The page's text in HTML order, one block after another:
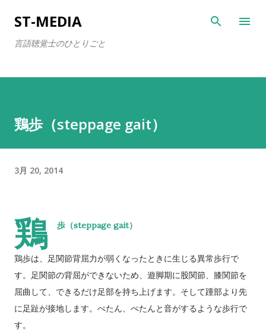
スキップしてメイン コンテンツに移動
ST-MEDIA
言語聴覚士のひとりごと
鶏歩（steppage gait）
3月 20, 2014
鶏 歩（steppage gait）
鶏歩は、足関節背屈力が弱くなったときに生じる異常歩行で
す。足関節の背屈ができないため、遊脚期に股関節、膝関節を
屈曲して、できるだけ足部を持ち上げます。そして踵部より先
に足趾が接地します。ぺたん、ぺたんと音がするような歩行で
す。